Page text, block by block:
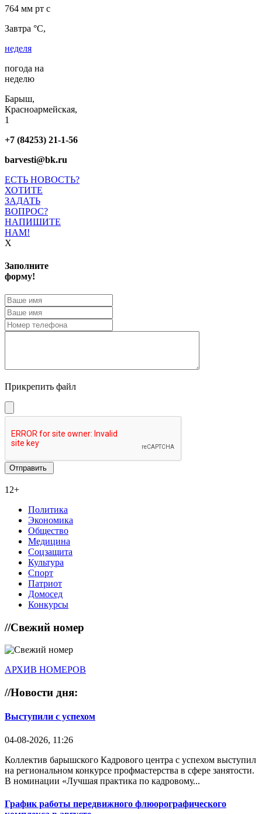
764 мм рт с
Завтра °C,
неделя
погода на
неделю
Барыш,
Красноармейская,
1
+7 (84253) 21-1-56
barvesti@bk.ru
ЕСТЬ НОВОСТЬ?
ХОТИТЕ
ЗАДАТЬ
ВОПРОС?
НАПИШИТЕ
НАМ!
X
Заполните
форму!
Прикрепить файл
12+
Политика
Экономика
Общество
Медицина
Соцзащита
Культура
Спорт
Патриот
Домосед
Конкурсы
//Свежий номер
АРХИВ НОМЕРОВ
//Новости дня:
Выступили с успехом
04-08-2026, 11:26
Коллектив барышского Кадрового центра с успехом выступил
на региональном конкурсе профмастерства в сфере занятости.
В номинации «Лучшая практика по кадровому...
График работы передвижного флюорографического